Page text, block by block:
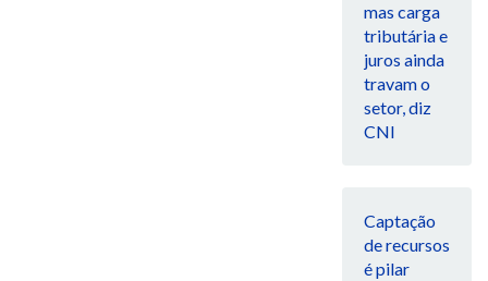
mas carga
tributária e
juros ainda
travam o
setor, diz
CNI
Captação
de recursos
é pilar